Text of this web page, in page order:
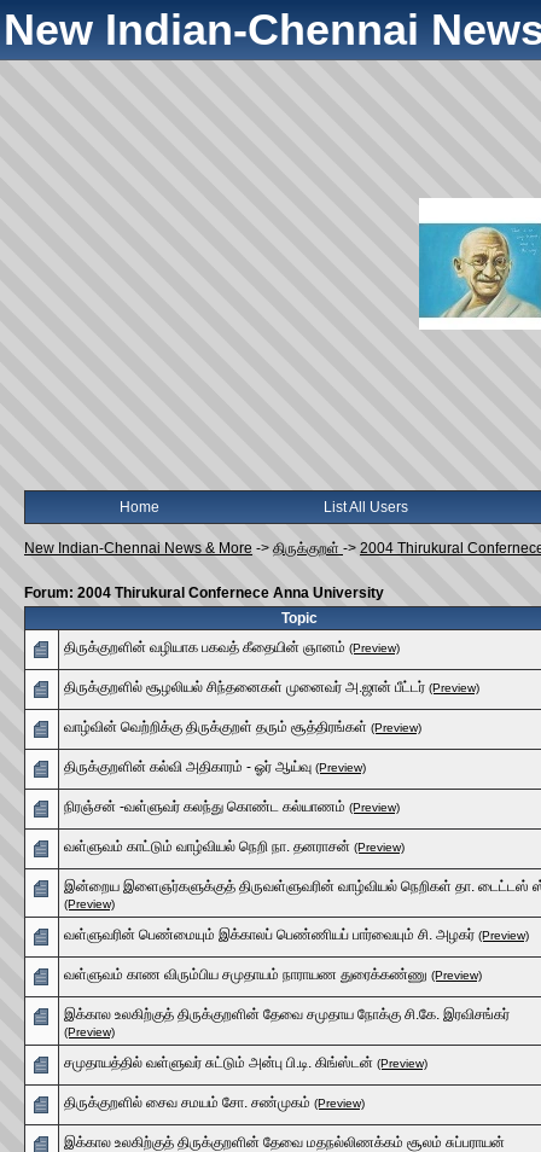
New Indian-Chennai
Home List All Users
New Indian-Chennai News & More -> திருக்குறள் -> 2004 Thirukural
Forum: 2004 Thirukural Confernece Anna University
Topic
திருக்குறளின் வழியாக பகவத் கீதையின் ஞானம் (Preview)
திருக்குறளில் சூழலியல் சிந்தனைகள் முனைவர் அ.ஜான் பீட்டர் (Preview)
வாழ்வின் வெற்றிக்கு திருக்குறள் தரும் சூத்திரங்கள் (Preview)
திருக்குறளின் கல்வி அதிகாரம் - ஓர் ஆய்வு (Preview)
நிரஞ்சன் -வள்ளுவர் கலந்து கொண்ட கல்யாணம் (Preview)
வள்ளுவம் காட்டும் வாழ்வியல் நெறி நா. தனராசன் (Preview)
இன்றைய இளைஞர்களுக்குத் திருவள்ளுவரின் வாழ்வியல் நெறிகள் தா. டைட்டஸ்
(Preview)
வள்ளுவரின் பெண்மையும் இக்காலப் பெண்ணியப் பார்வையும் சி. அழகர் (Preview)
வள்ளுவம் காண விரும்பிய சமுதாயம் நாராயண துரைக்கண்ணு (Preview)
இக்கால உலகிற்குத் திருக்குறளின் தேவை சமுதாய நோக்கு சி.கே. இரவிசங்கர்
(Preview)
சமுதாயத்தில் வள்ளுவர் சுட்டும் அன்பு பி.டி. கிங்ஸ்டன் (Preview)
திருக்குறளில் சைவ சமயம் சோ. சண்முகம் (Preview)
இக்கால உலகிற்குத் திருக்குறளின் தேவை மதநல்லிணக்கம் சூலம் சுப்பராயன்